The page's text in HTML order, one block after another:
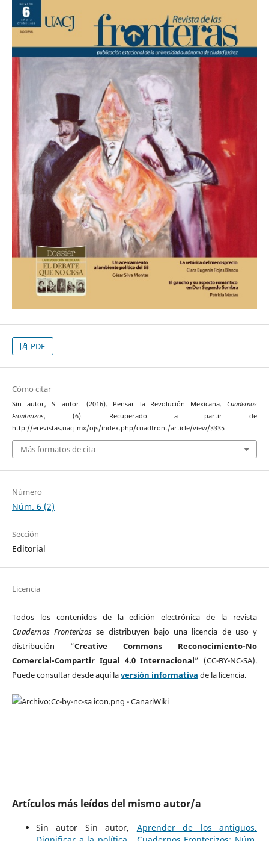
PDF
Cómo citar
Sin autor, S. autor. (2016). Pensar la Revolución Mexicana.Cuadernos
Fronterizos, (6). Recuperado a partir de
http://erevistas.uacj.mx/ojs/index.php/cuadfront/article/view/3335
Más formatos de cita
Número
Núm. 6 (2)
Sección
Editorial
Licencia
Todos los contenidos de la edición electrónica de la revista
Cuadernos Fronterizos se distribuyen bajo una licencia de uso y
distribución “Creative Commons Reconocimiento-No
Comercial-Compartir Igual 4.0 Internacional” (CC-BY-NC-SA).
Puede consultar desde aquí laversión informativa de la licencia.
Artículos más leídos del mismo autor/a
Sin autor Sin autor, Aprender de los antiguos.